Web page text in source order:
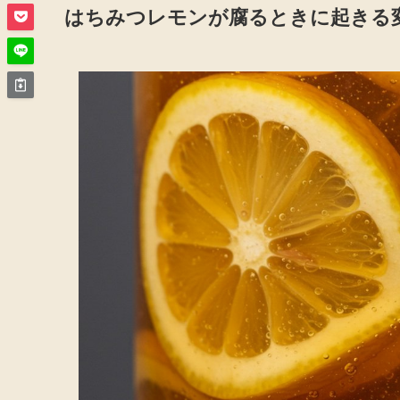
はちみつレモンが腐るときに起きる